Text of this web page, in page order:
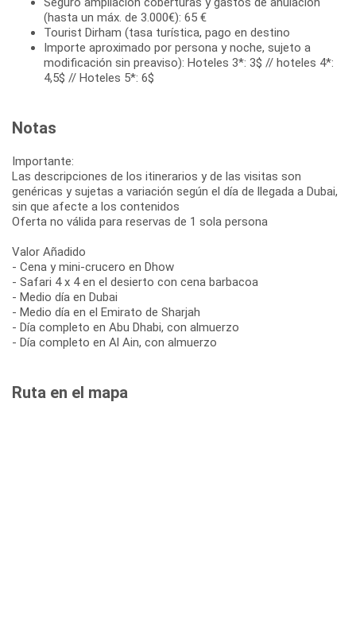
(hasta un máx. de 3.000€): 65 €
Tourist Dirham (tasa turística, pago en destino
Importe aproximado por persona y noche, sujeto a
modificación sin preaviso): Hoteles 3*: 3$ // hoteles 4*:
4,5$ // Hoteles 5*: 6$
Notas
Importante:
Las descripciones de los itinerarios y de las visitas son
genéricas y sujetas a variación según el día de llegada a Dubai,
sin que afecte a los contenidos
Oferta no válida para reservas de 1 sola persona
Valor Añadido
- Cena y mini-crucero en Dhow
- Safari 4 x 4 en el desierto con cena barbacoa
- Medio día en Dubai
- Medio día en el Emirato de Sharjah
- Día completo en Abu Dhabi, con almuerzo
- Día completo en Al Ain, con almuerzo
Ruta en el mapa